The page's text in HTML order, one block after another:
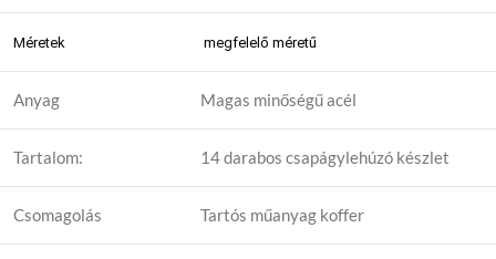
Méretek megfelelő méretű
Anyag Magas minőségű acél
Tartalom: 14 darabos csapágylehúzó készlet
Csomagolás Tartós műanyag koffer